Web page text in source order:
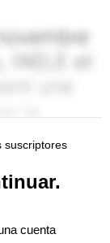
suscriptores
cuenta